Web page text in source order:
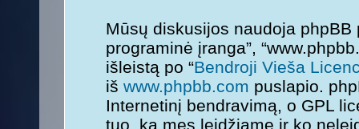
Mūsų diskusijos naudoja phpBB
programinė įranga”,
išleistą po “Bendroji Vieša
iš www.phpbb.com puslapio.
Internetinį bendravimą, o GPL
tuo, ką mes leidžiame ir ko